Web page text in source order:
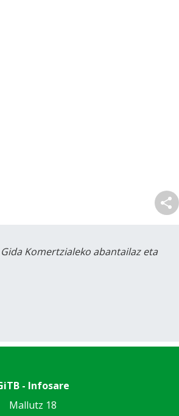
Komertzialeko abantailaz eta
- Infosare
Mallutz 18